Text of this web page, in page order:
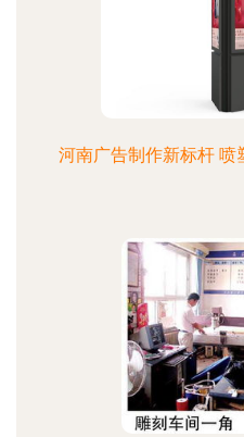
河南广告制作新标杆